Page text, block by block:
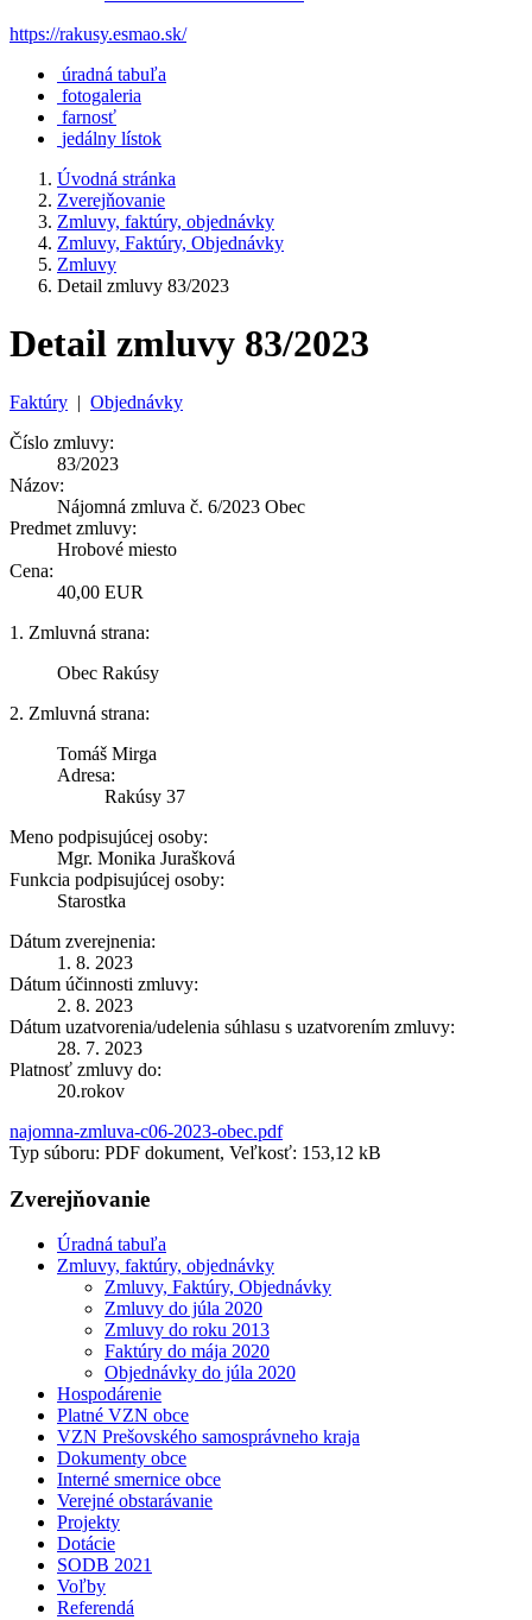
https://rakusy.esmao.sk/
úradná tabuľa
fotogaleria
farnosť
jedálny lístok
Úvodná stránka
Zverejňovanie
Zmluvy, faktúry, objednávky
Zmluvy, Faktúry, Objednávky
Zmluvy
Detail zmluvy 83/2023
Detail zmluvy 83/2023
Faktúry | Objednávky
Číslo zmluvy:
83/2023
Názov:
Nájomná zmluva č. 6/2023 Obec
Predmet zmluvy:
Hrobové miesto
Cena:
40,00 EUR
1. Zmluvná strana:
Obec Rakúsy
2. Zmluvná strana:
Tomáš Mirga
Adresa:
Rakúsy 37
Meno podpisujúcej osoby:
Mgr. Monika Jurašková
Funkcia podpisujúcej osoby:
Starostka
Dátum zverejnenia:
1. 8. 2023
Dátum účinnosti zmluvy:
2. 8. 2023
Dátum uzatvorenia/udelenia súhlasu s uzatvorením zmluvy:
28. 7. 2023
Platnosť zmluvy do:
20.rokov
najomna-zmluva-c06-2023-obec.pdf
Typ súboru: PDF dokument, Veľkosť: 153,12 kB
Zverejňovanie
Úradná tabuľa
Zmluvy, faktúry, objednávky
Zmluvy, Faktúry, Objednávky
Zmluvy do júla 2020
Zmluvy do roku 2013
Faktúry do mája 2020
Objednávky do júla 2020
Hospodárenie
Platné VZN obce
VZN Prešovského samosprávneho kraja
Dokumenty obce
Interné smernice obce
Verejné obstarávanie
Projekty
Dotácie
SODB 2021
Voľby
Referendá